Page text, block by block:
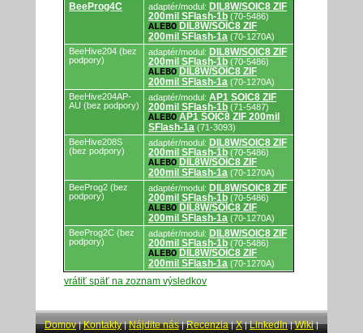
BeeProg4C adaptér/modul: DIL8W/SOIC8 ZIF
200mil SFlash-1b (70-5486)
ALEBO DIL8W/SOIC8 ZIF
200mil SFlash-1a (70-1270A)
BeeHive204 (bez
podpory)
adaptér/modul: DIL8W/SOIC8 ZIF
200mil SFlash-1b (70-5486)
ALEBO DIL8W/SOIC8 ZIF
200mil SFlash-1a (70-1270A)
BeeHive204AP-
AU (bez podpory)
adaptér/modul: AP1 SOIC8 ZIF
200mil SFlash-1b (71-5487)
ALEBO AP1 SOIC8 ZIF 200mil
SFlash-1a (71-3093)
BeeHive208S
(bez podpory)
adaptér/modul: DIL8W/SOIC8 ZIF
200mil SFlash-1b (70-5486)
ALEBO DIL8W/SOIC8 ZIF
200mil SFlash-1a (70-1270A)
BeeProg2 (bez
podpory)
adaptér/modul: DIL8W/SOIC8 ZIF
200mil SFlash-1b (70-5486)
ALEBO DIL8W/SOIC8 ZIF
200mil SFlash-1a (70-1270A)
BeeProg2C (bez
podpory)
adaptér/modul: DIL8W/SOIC8 ZIF
200mil SFlash-1b (70-5486)
ALEBO DIL8W/SOIC8 ZIF
200mil SFlash-1a (70-1270A)
vrátiť späť na zoznam výsledkov
Domov|Kontakty|Nájdite nás|Recenzia|X|LinkedIn|Wiki|